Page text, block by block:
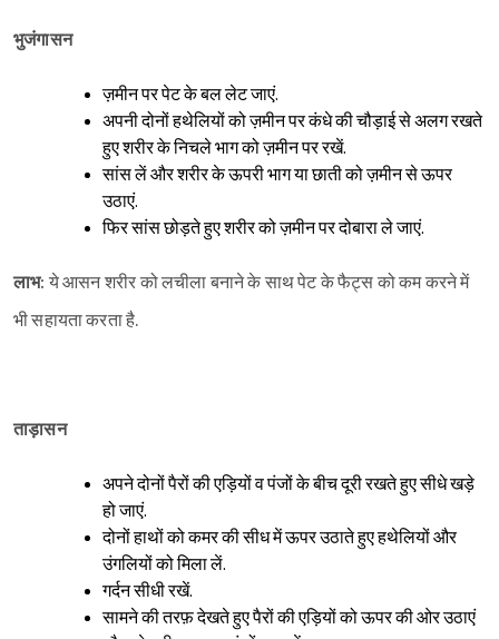
भुजंगासन
ज़मीन पर पेट के बल लेट जाएं.
अपनी दोनों हथेलियों को ज़मीन पर कंधे की चौड़ाई से अलग रखते
हुए शरीर के निचले भाग को ज़मीन पर रखें.
सांस लें और शरीर के ऊपरी भाग या छाती को ज़मीन से ऊपर
उठाएं.
फिर सांस छोड़ते हुए शरीर को ज़मीन पर दोबारा ले जाएं.
लाभ: ये आसन शरीर को लचीला बनाने के साथ पेट के फैट्स को कम करने में
भी सहायता करता है.
ताड़ासन
अपने दोनों पैरों की एड़ियों व पंजों के बीच दूरी रखते हुए सीधे खड़े
हो जाएं.
दोनों हाथों को कमर की सीध में ऊपर उठाते हुए हथेलियों और
उंगलियों को मिला लें.
गर्दन सीधी रखें.
सामने की तरफ़ देखते हुए पैरों की एड़ियों को ऊपर की ओर उठाएं